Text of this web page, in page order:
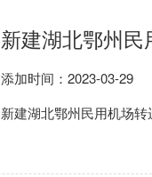
新建湖北鄂州
添加时间：2023-03-29
新建湖北鄂州民用机场